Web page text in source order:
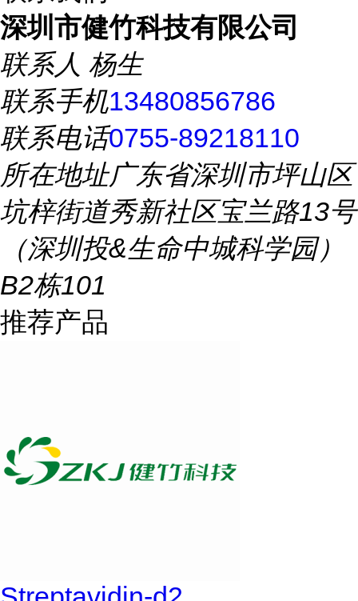
深圳市健竹科技有限公司
联系人 杨生
联系手机13480856786
联系电话0755-89218110
所在地址广东省深圳市坪山区
坑梓街道秀新社区宝兰路13号
（深圳投&生命中城科学园）
B2栋101
推荐产品